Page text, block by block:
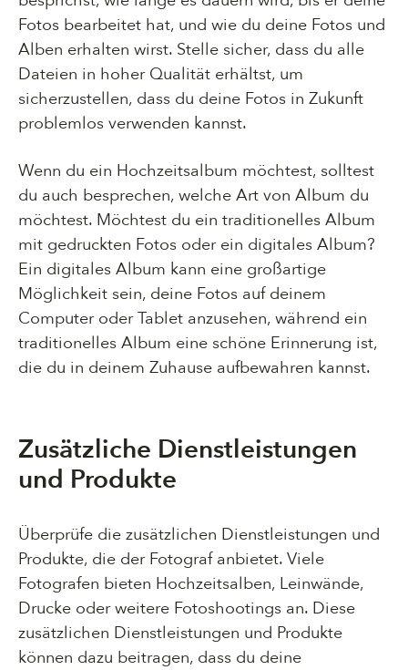
Fotos bearbeitet hat, und wie du deine Fotos und
Alben erhalten wirst. Stelle sicher, dass du alle
Dateien in hoher Qualität erhältst, um
sicherzustellen, dass du deine Fotos in Zukunft
problemlos verwenden kannst.
Wenn du ein Hochzeitsalbum möchtest, solltest
du auch besprechen, welche Art von Album du
möchtest. Möchtest du ein traditionelles Album
mit gedruckten Fotos oder ein digitales Album?
Ein digitales Album kann eine großartige
Möglichkeit sein, deine Fotos auf deinem
Computer oder Tablet anzusehen, während ein
traditionelles Album eine schöne Erinnerung ist,
die du in deinem Zuhause aufbewahren kannst.
Zusätzliche Dienstleistungen
und Produkte
Überprüfe die zusätzlichen Dienstleistungen und
Produkte, die der Fotograf anbietet. Viele
Fotografen bieten Hochzeitsalben, Leinwände,
Drucke oder weitere Fotoshootings an. Diese
zusätzlichen Dienstleistungen und Produkte
können dazu beitragen, dass du deine